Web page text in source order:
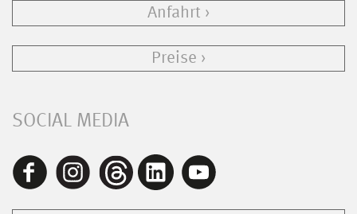
Anfahrt
Preise
SOCIAL MEDIA